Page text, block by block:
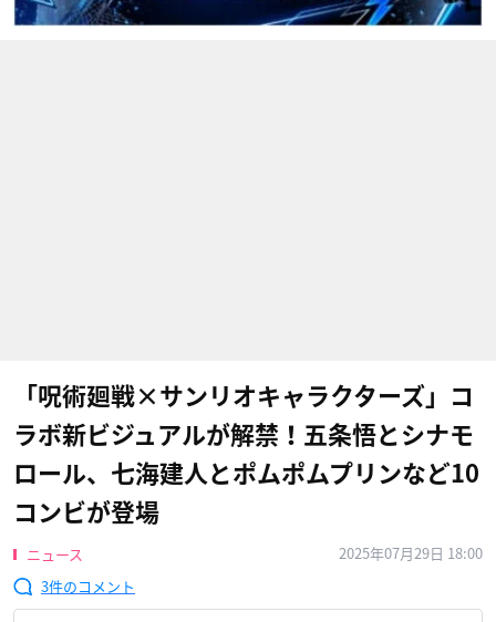
「呪術廻戦×サンリオキャラクターズ」コ
ラボ新ビジュアルが解禁！五条悟とシナモ
ロール、七海建人とポムポムプリンなど10
コンビが登場
ニュース
2025年07月29日 18:00
3